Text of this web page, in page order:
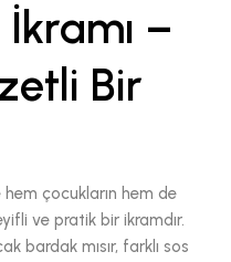
İkramı –
Bir
hem çocukların hem de
ve pratik bir ikramdır.
bardak mısır, farklı sos